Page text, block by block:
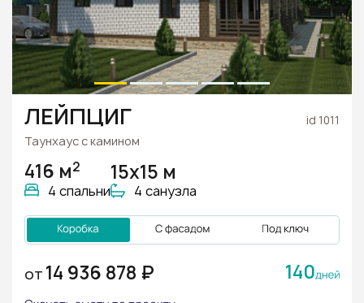
ЛЕЙПЦИГ id 1011
Таунхаус с камином
416 м2
4 спальни
15х15 м
4 санузла
ОТ 14 936 878 ₽ 140